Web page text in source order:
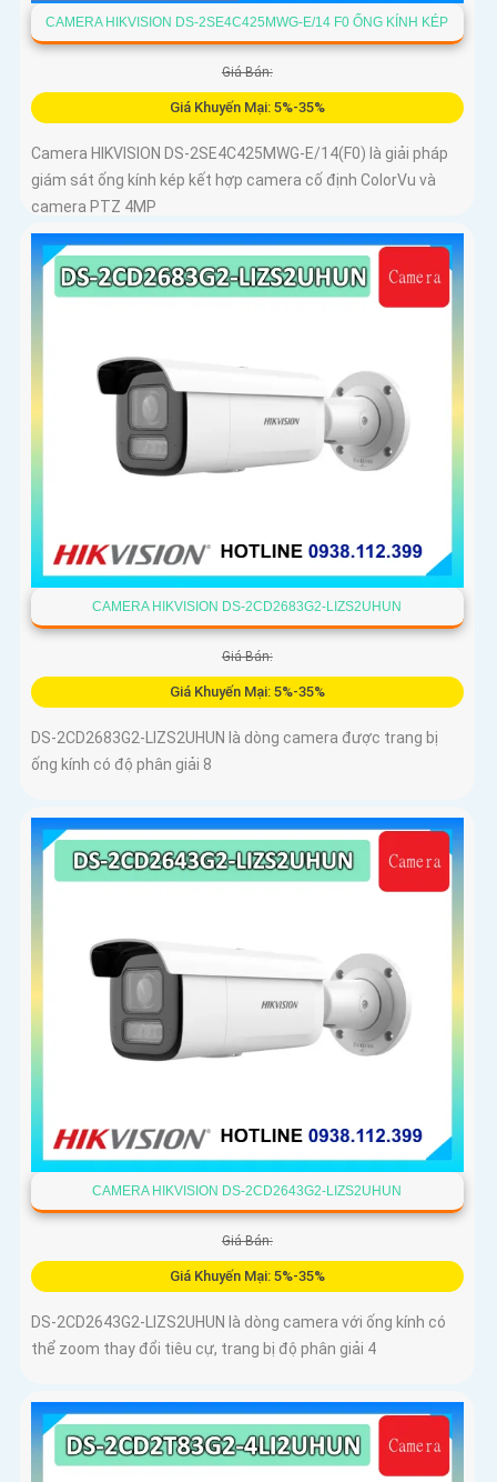
CAMERA HIKVISION DS-2SE4C425MWG-E/14 F0 ỐNG KÍNH KÉP
Giá Bán:
Giá Khuyến Mại: 5%-35%
Camera HIKVISION DS-2SE4C425MWG-E/14(F0) là giải pháp
giám sát ống kính kép kết hợp camera cố định ColorVu và
camera PTZ 4MP
CAMERA HIKVISION DS-2CD2683G2-LIZS2UHUN
Giá Bán:
Giá Khuyến Mại: 5%-35%
DS-2CD2683G2-LIZS2UHUN là dòng camera được trang bị
ống kính có độ phân giải 8
CAMERA HIKVISION DS-2CD2643G2-LIZS2UHUN
Giá Bán:
Giá Khuyến Mại: 5%-35%
DS-2CD2643G2-LIZS2UHUN là dòng camera với ống kính có
thể zoom thay đổi tiêu cự, trang bị độ phân giải 4